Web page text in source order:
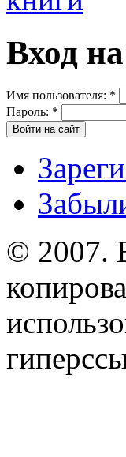
Вход
Имя пользователя: *
Пароль: *
© 2007.